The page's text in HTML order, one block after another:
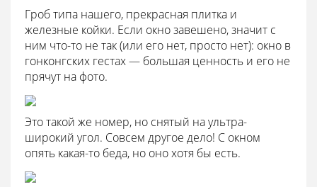
Гроб типа нашего, прекрасная плитка и
железные койки. Если окно завешено, значит с
ним что-то не так (или его нет, просто нет): окно в
гонконгских гестах — большая ценность и его не
прячут на фото.
Это такой же номер, но снятый на ультра-
широкий угол. Совсем другое дело! С окном
опять какая-то беда, но оно хотя бы есть.